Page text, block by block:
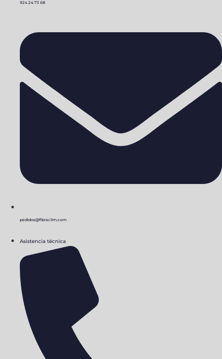
924 24 73 68
pedidos@fibraclim.com
Asistencia técnica